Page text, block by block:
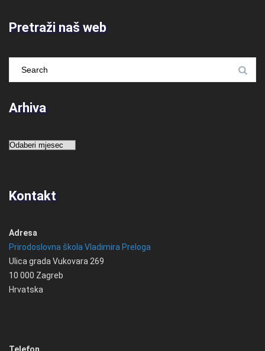
Pretraži naš web
Arhiva
Arhiva
Kontakt
Adresa
Prirodoslovna škola Vladimira Preloga
Ulica grada Vukovara 269
10 000 Zagreb
Hrvatska